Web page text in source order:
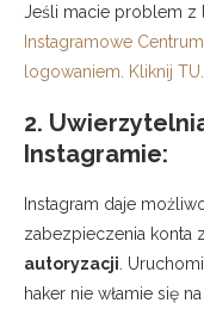
Jeśli macie problem z
Instagramowe
logowaniem. Kliknij TU.
2.
Instagramie:
Instagram daje
zabezpieczenia konta
autoryzacji .
haker nie włamie się